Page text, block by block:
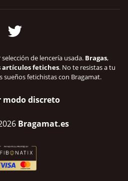
de lencería usada. Bragas,
artículos fetiches. No te resistas a tu
sueños fetichistas con Bragamat.
modo discreto
Bragamat.es